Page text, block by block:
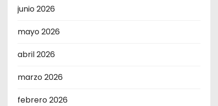
junio 2026
mayo 2026
abril 2026
marzo 2026
febrero 2026